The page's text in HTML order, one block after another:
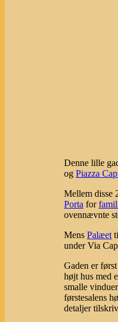
Denne lille
og Piazza
Mellem disse
Porta for
ovennævnte
Mens Palæet
under Via
Gaden er
højt hus med
smalle
førstesalens
detaljer